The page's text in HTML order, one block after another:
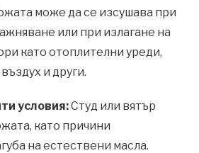
може да се изсушава при
или при излагане на
като отоплителни уреди,
и други.
условия:Студ или вятър
като причини
на естествени масла.